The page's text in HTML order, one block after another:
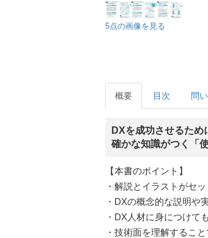
5点の画像を見る
概要 目次 問
DXを成功させるため
確かな知識がつく「
【本書のポイント】
・解説とイラストがセ
・DXの概念的な説明や
・DX人材に身につけて
・技術面を理解するこ